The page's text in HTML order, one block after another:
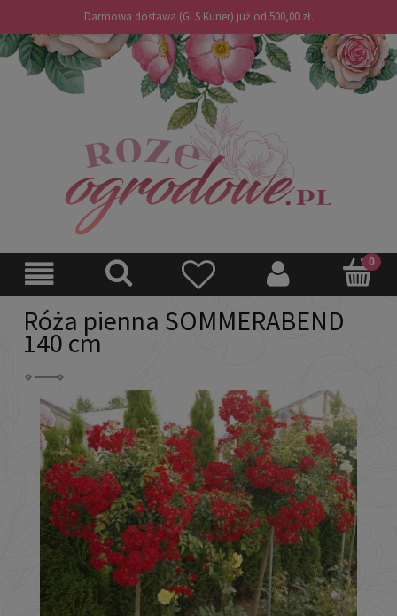
Darmowa dostawa (GLS Kurier) już od 500,00 zł.
Róża pienna SOMMERABEND
140 cm